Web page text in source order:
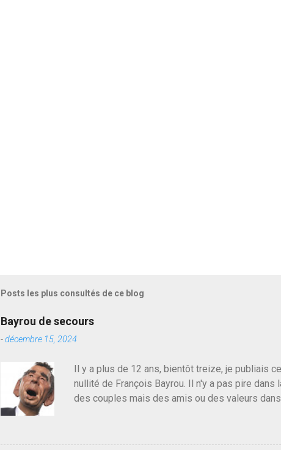
Posts les plus consultés de ce blog
Bayrou de secours
-décembre 15, 2024
Il y a plus de 12 ans, bientôt treize, je publiais
nullité de François Bayrou. Il n'y a pas pire
des couples mais des amis ou des valeurs
déjà le candidat de la droite molle plus proche
du centre de la gauche molle mais quand on